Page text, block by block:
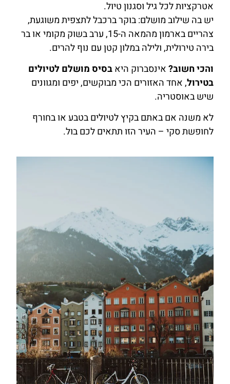
אטרקציות לכל גיל וסגנון טיול.
יש בה שילוב מושלם: בוקר ברכבל לתצפית משוגעת,
צהריים בארמון מהמאה ה-15, ערב בשוק מקומי או בר
בירה טירולית, ולילה במלון קטן עם נוף להרים.
והכי חשוב?אינסברוק היאבסיס מושלם לטיולים
בטירול, אחד האזורים הכי מבוקשים, יפים ומגוונים
שיש באוסטריה.
לא משנה אם באתם בקיץ לטיולים בטבע או בחורף
לחופשת סקי – העיר הזו תתאים לכם בול.